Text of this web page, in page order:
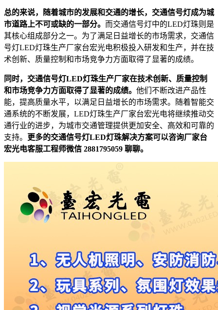
总的来说，随着城市的发展和交通的增长，交通信号灯成为城
市道路上不可或缺的一部分。 而交通信号灯中的LED灯珠则是
其核心组成部分之一。为了满足日益增长的市场需求，交通信
号灯LED灯珠生产厂家台宏光电积极投入研发和生产，并在技
术创新、质量控制和市场竞争力方面取得了显著的成绩。
同时，交通信号灯LED灯珠生产厂家在技术创新、质量控制
和市场竞争力方面取得了显著的成绩。 他们不断改进产品性
能，提高质量水平，以满足日益增长的市场需求。随着智能交
通系统的不断发展，LED灯珠生产厂家台宏光电将继续推动交
通行业的进步，为城市交通管理提供更加安全、高效和可靠的
支持。
更多的交通信号灯LED灯珠解决方案可以咨询厂家台
宏光电客服工程师微信 2881795059 聊聊。